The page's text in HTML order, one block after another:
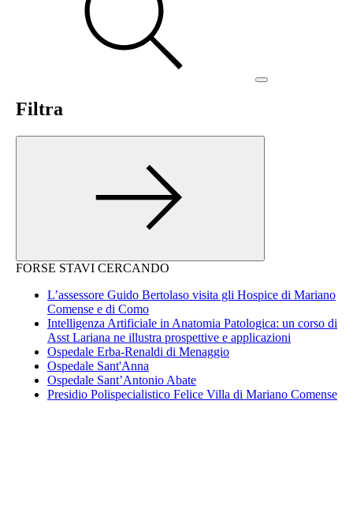
Filtra
FORSE STAVI CERCANDO
L’assessore Guido Bertolaso visita gli Hospice di Mariano
Comense e di Como
Intelligenza Artificiale in Anatomia Patologica: un corso di
Asst Lariana ne illustra prospettive e applicazioni
Ospedale Erba-Renaldi di Menaggio
Ospedale Sant'Anna
Ospedale Sant’Antonio Abate
Presidio Polispecialistico Felice Villa di Mariano Comense